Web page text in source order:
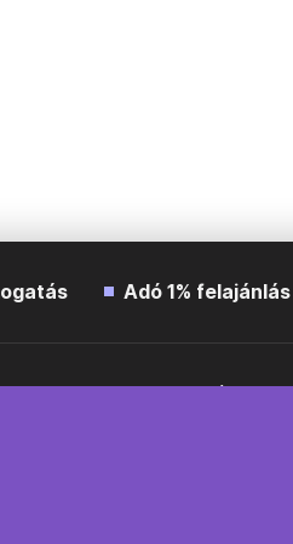
Adó 1% felajánlás
Impresszum Etikai kódex